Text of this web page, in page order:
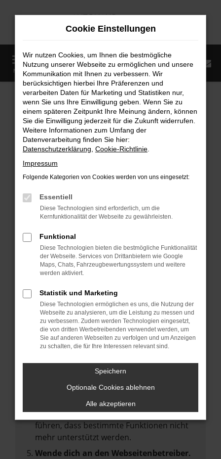
Zum
MENÜ
Startseite Fahrzeugangebote Fahrzeugmarkt
Fahrzeugmarkt
Fehler: Network Error
Beim Laden ist ein Fehler aufgetreten.
Hier sind ein paar Tipps, die dir helfen können:
Überprüfe deine Firewall und deine
Internetverbindung.
deine Suchmaschine?
Prüfe deine Browsererweiterungen.
Manche Erweiterungen, wie Werbeblocker,
können das Laden bestimmter Seiten
anderen Browser oder in einem privaten
Fenster?
Starte dein Gerät neu.
Das kann manchmal helfen,
vorübergehende Probleme zu beheben.
Stelle sicher, dass dein Browser und dein
Betriebssystem auf dem neuesten Stand
Veraltete Software birgt nicht nur ein
Sicherheitsrisiko, sondern kann auch dazu
führen, dass bestimmte Funktionen nicht
mehr unterstützt werden.
Wende dich an den Webseitenbetreiber.
Cookie Einstellungen
Wir nutzen Cookies, um Ihnen die bestmögliche
Nutzung unserer Webseite zu ermöglichen und unsere
Kommunikation mit Ihnen zu verbessern. Wir
berücksichtigen hierbei Ihre Präferenzen und
verarbeiten Daten für Marketing und Statistiken nur,
wenn Sie uns Ihre Einwilligung geben. Wenn Sie zu
einem späteren Zeitpunkt Ihre Meinung ändern, können
Sie die Einwilligung jederzeit für die Zukunft widerrufen.
Weitere Informationen zum Umfang der
Datenverarbeitung finden Sie hier:
Datenschutzerklärung Cookie-Richtlinie
Impressum
Folgende Kategorien von Cookies werden von uns eingesetzt:
Essentiell
Diese Technologien sind erforderlich, um die
Kernfunktionalität der Webseite zu gewährleisten.
Funktional
Diese Technologien bieten die bestmögliche Funktionalität
der Webseite. Services von Drittanbietern wie Google
Maps, Chats, Fahrzeugbewertungssystem und weitere
werden aktiviert.
Statistik und Marketing
Diese Technologien ermöglichen es uns, die Nutzung der
Webseite zu analysieren, um die Leistung zu messen und
zu verbessern. Zudem werden Technologien eingesetzt,
die von dritten Werbetreibenden verwendet werden, um
Sie auf anderen Webseiten zu verfolgen und um Anzeigen
zu schalten, die für Ihre Interessen relevant sind.
Speichern
Optionale Cookies ablehnen
Alle akzeptieren